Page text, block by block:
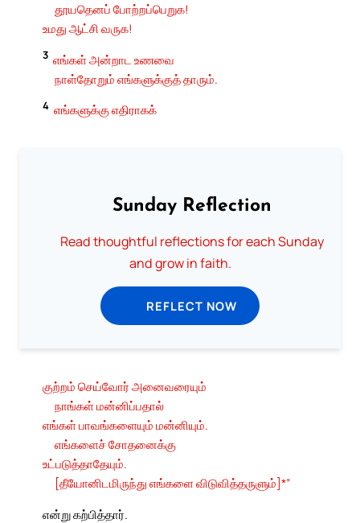
தூயதெனப் போற்றப்பெறுக!
உமது ஆட்சி வருக!
3 எங்கள் அன்றாட உணவை
நாள்தோறும் எங்களுக்குத் தாரும்.
4 எங்களுக்கு எதிராகக்
Sunday Reflection
Read thoughtful reflections for each Sunday
and grow in faith.
REFLECT NOW
குற்றம் செய்வோர் அனைவரையும்
நாங்கள் மன்னிப்பதால்
எங்கள் பாவங்களையும் மன்னியும்.
எங்களைச் சோதனைக்கு
உட்படுத்தாதேயும்.
[தீயோனிடமிருந்து எங்களை விடுவித்தருளும்]*”
என்று கற்பித்தார்.